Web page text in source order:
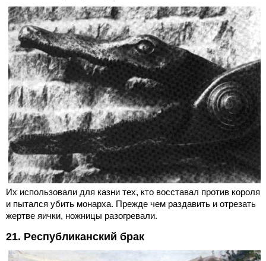
Их использовали для казни тех, кто восставал против короля
и пытался убить монарха. Прежде чем раздавить и отрезать
жертве яички, ножницы разогревали.
21. Республиканский брак